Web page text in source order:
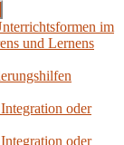
im
und Lernens
oder
oder